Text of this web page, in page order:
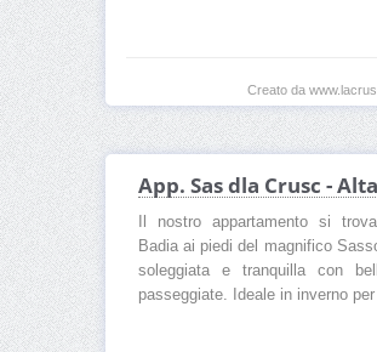
Creato da
App. Sas dla Crusc -
Il nostro appartamento si
Badia ai piedi del magnifico
soleggiata e tranquilla con
passeggiate. Ideale in inverno